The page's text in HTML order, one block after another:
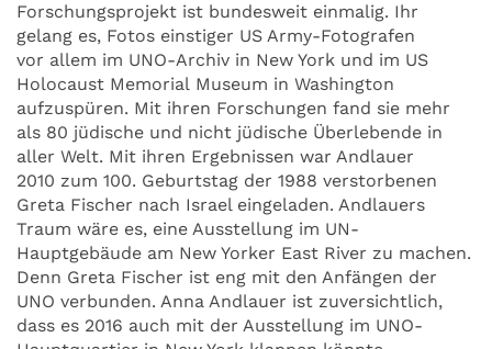
Forschungsprojekt ist bundesweit einmalig. Ihr
gelang es, Fotos einstiger US Army-Fotografen
vor allem im UNO-Archiv in New York und im US
Holocaust Memorial Museum in Washington
aufzuspüren. Mit ihren Forschungen fand sie mehr
als 80 jüdische und nicht jüdische Überlebende in
aller Welt. Mit ihren Ergebnissen war Andlauer
2010 zum 100. Geburtstag der 1988 verstorbenen
Greta Fischer nach Israel eingeladen. Andlauers
Traum wäre es, eine Ausstellung im UN-
Hauptgebäude am New Yorker East River zu machen.
Denn Greta Fischer ist eng mit den Anfängen der
UNO verbunden. Anna Andlauer ist zuversichtlich,
dass es 2016 auch mit der Ausstellung im UNO-